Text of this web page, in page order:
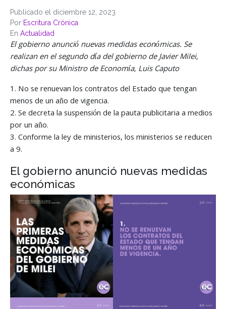
Publicado el diciembre 12, 2023
Por Escritura Crónica
En Actualidad
El gobierno anunció nuevas medidas económicas. Se
realizan en el segundo día del gobierno de Javier Milei,
dichas por su Ministro de Economía, Luis Caputo
1. No se renuevan los contratos del Estado que tengan
menos de un año de vigencia.
2. Se decreta la suspensión de la pauta publicitaria a medios
por un año.
3. Conforme la ley de ministerios, los ministerios se reducen
a 9.
El gobierno anunció nuevas medidas
económicas